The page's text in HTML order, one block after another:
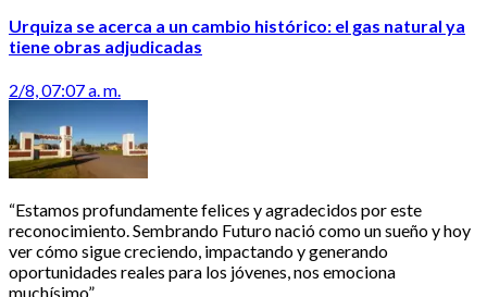
Urquiza se acerca a un cambio histórico: el gas natural ya
tiene obras adjudicadas
2/8, 07:07 a. m.
“Estamos profundamente felices y agradecidos por este
reconocimiento. Sembrando Futuro nació como un sueño y hoy
ver cómo sigue creciendo, impactando y generando
oportunidades reales para los jóvenes, nos emociona
muchísimo”.